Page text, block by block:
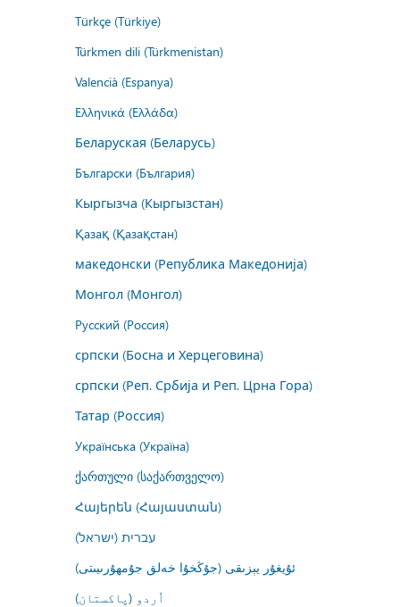
Türkçe (Türkiye)
Türkmen dili (Türkmenistan)
Valencià (Espanya)
Ελληνικά (Ελλάδα)
Беларуская (Беларусь)
Български (България)
Кыргызча (Кыргызстан)
Қазақ (Қазақстан)
македонски (Република Македонија)
Монгол (Монгол)
Русский (Россия)
српски (Босна и Херцеговина)
српски (Реп. Србија и Реп. Црна Гора)
Татар (Россия)
Українська (Україна)
ქართული (საქართველო)
Հայերեն (Հայաստան)
עברית (ישראל)
ئۇيغۇر يېزىقى (جۇڭخۇا خەلق جۇمھۇرىيىتى)
اُردو (پاکستان)